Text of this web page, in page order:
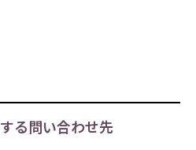
る問い合わせ先